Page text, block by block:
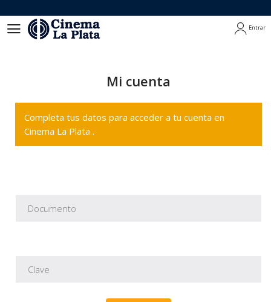
Entrar
Mi cuenta
Completa tus datos para acceder a tu cuenta en
Cinema La Plata .